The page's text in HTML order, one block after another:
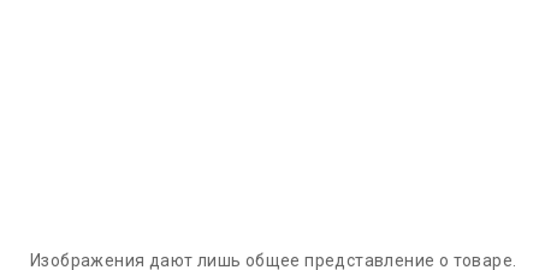
Изображения дают лишь общее представление о товаре.